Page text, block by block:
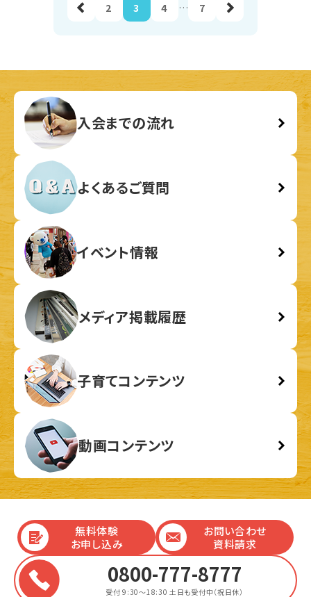
前へ 2 3 4 … 7
入会までの流れ
よくあるご質問
イベント情報
メディア掲載履歴
子育てコンテンツ
動画コンテンツ
無料体験
お申し込み
お問い合わせ
資料請求
0800-777-8777
受付 9:30～18:30 土日も受付中（祝日休）